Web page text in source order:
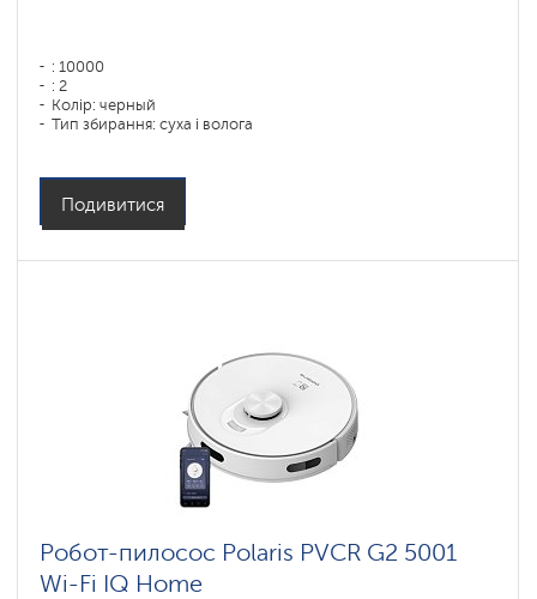
: 10000
: 2
Колір: черный
Тип збирання: суха і волога
Подивитися
Робот-пилосос Polaris PVCR G2 5001
Wi-Fi IQ Home